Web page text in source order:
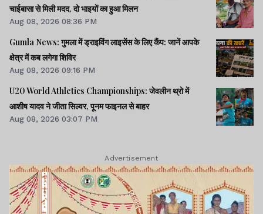
चाईबासा से मिली मदद, दो भाइयों का हुआ मिलन
Aug 08, 2026 08:36 PM
Gumla News: गुमला में ड्राइविंग लाइसेंस के लिए कैंप: जानें आपके
क्षेत्र में कब लगेगा शिविर
Aug 08, 2026 09:16 PM
U20 World Athletics Championships: जेवलीन थ्रो में
आशीष यादव ने जीता सिल्वर, पूनम फाइनल से बाहर
Aug 08, 2026 03:07 PM
Advertisement